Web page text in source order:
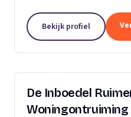
Bekijk profiel
De Inboedel
Woningontruiming